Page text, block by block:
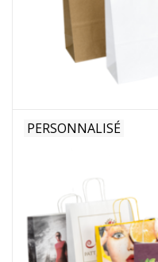
Fleurs & deco
Nouveautés 2026
Catalogue: Printemps/Pâques
2026
PERSONNALISÉ